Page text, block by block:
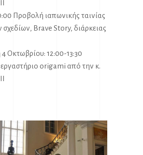
Προβολή ιαπωνικής ταινίας
σχεδίων, Brave Story, διάρκειας
4 Οκτωβρίου: 12:00-13:30
origami από την κ.